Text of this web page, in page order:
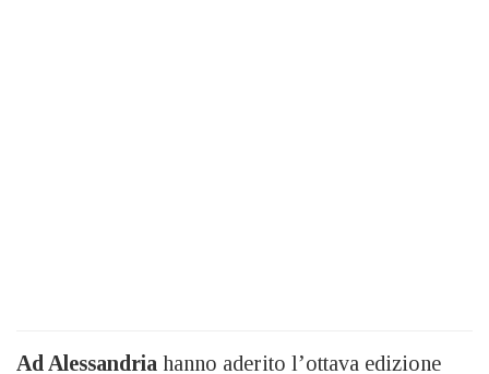
Ad Alessandria hanno aderito l’ottava edizione